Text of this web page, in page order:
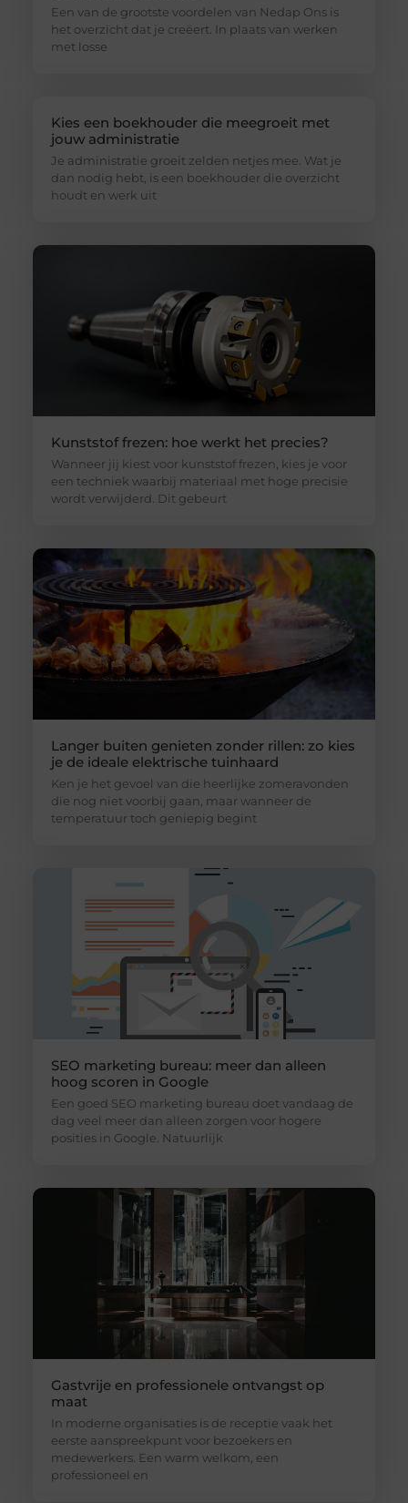
Een van de grootste voordelen van Nedap Ons is
het overzicht dat je creëert. In plaats van werken
met losse
Kies een boekhouder die meegroeit met
jouw administratie
Je administratie groeit zelden netjes mee. Wat je
dan nodig hebt, is een boekhouder die overzicht
houdt en werk uit
Kunststof frezen: hoe werkt het precies?
Wanneer jij kiest voor kunststof frezen, kies je voor
een techniek waarbij materiaal met hoge precisie
wordt verwijderd. Dit gebeurt
Langer buiten genieten zonder rillen: zo kies
je de ideale elektrische tuinhaard
Ken je het gevoel van die heerlijke zomeravonden
die nog niet voorbij gaan, maar wanneer de
temperatuur toch geniepig begint
SEO marketing bureau: meer dan alleen
hoog scoren in Google
Een goed SEO marketing bureau doet vandaag de
dag veel meer dan alleen zorgen voor hogere
posities in Google. Natuurlijk
Gastvrije en professionele ontvangst op
maat
In moderne organisaties is de receptie vaak het
eerste aanspreekpunt voor bezoekers en
medewerkers. Een warm welkom, een
professioneel en